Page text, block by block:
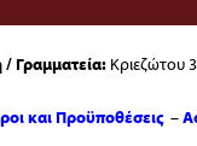
/ Γραμματεία:Κριεζώτου
και Προϋποθέσεις –